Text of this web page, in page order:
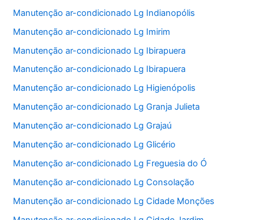
Manutenção ar-condicionado Lg Indianopólis
Manutenção ar-condicionado Lg Imirim
Manutenção ar-condicionado Lg Ibirapuera
Manutenção ar-condicionado Lg Ibirapuera
Manutenção ar-condicionado Lg Higienópolis
Manutenção ar-condicionado Lg Granja Julieta
Manutenção ar-condicionado Lg Grajaú
Manutenção ar-condicionado Lg Glicério
Manutenção ar-condicionado Lg Freguesia do Ó
Manutenção ar-condicionado Lg Consolação
Manutenção ar-condicionado Lg Cidade Monções